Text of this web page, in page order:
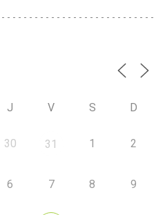
J V S D
30 31 1 2
6 7 8 9